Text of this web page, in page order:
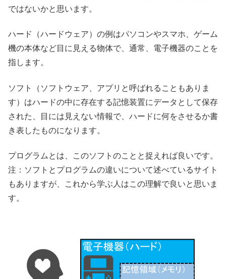
ではないかと思います。
ハード（ハードウェア）の例はパソコンやスマホ、ゲーム
機の本体など目に見える物体で、通常、電子機器のことを
指します。
ソフト（ソフトウェア、アプリと呼ばれることもありま
す）はハードの中に存在する記憶装置にデータとして保存
された、目には見えない情報で、ハードに何をさせるか書
き表したものになります。
プログラムとは、このソフトのことと捉えれば良いです。
注：ソフトとプログラムの違いについて述べているサイト
もありますが、これから学ぶ人はこの理解で良いと思いま
す。